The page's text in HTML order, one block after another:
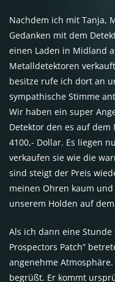
Nachdem ich mit Tanja,
Gedanken mit dem
einen Laden in Midland
Metalldetektoren
besitze rufe ich dort an
sympathische Stimme
Wir haben ein super
Detektor den es auf
4100,- Dollar. Es liegen
verkaufen sie wie die
sind steigt der Preis
meinen Ohren kaum
unserem Holden auf
Als ich dann eine Stunde
Prospectors Patch”
angenehme
begrüßt. Er kommt